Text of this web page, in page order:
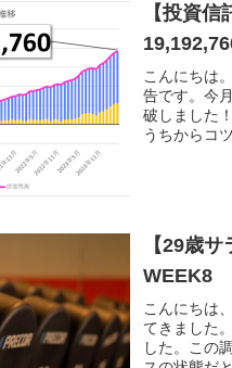
【投資
こんにちは
告です。今
破しました
うちからコツ
【29歳
WEEK8
こんにちは
てきました
した。この